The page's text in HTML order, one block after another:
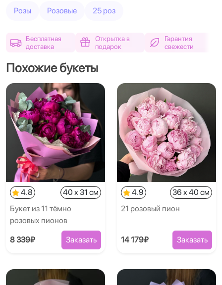
Розы Розовые 25 роз
Бесплатная
доставка
Открытка в
подарок
Гарантия
свежести
Похожие букеты
4.8
40 x 31 см
Букет из 11 тёмно
розовых пионов
8 339₽ Заказать
4.9
36 x 40 см
21 розовый пион
14 179₽ Заказать